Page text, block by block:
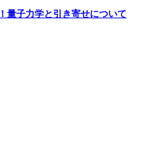
量子力学と引き寄せについて